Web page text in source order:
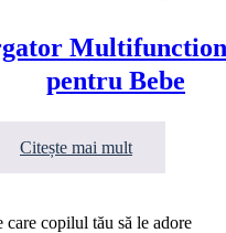
pentru Bebe
Citește mai mult
care copilul tău să le adore